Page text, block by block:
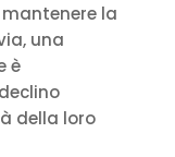
la
una
è
della loro